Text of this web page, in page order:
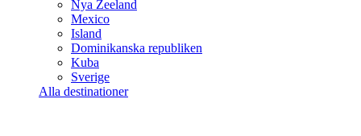
Nya Zeeland
Mexico
Island
Dominikanska republiken
Kuba
Sverige
Alla destinationer